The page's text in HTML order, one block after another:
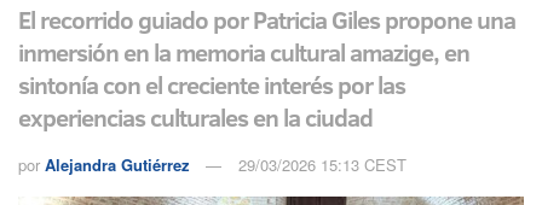
El recorrido guiado por Patricia Giles propone una
inmersión en la memoria cultural amazige, en
sintonía con el creciente interés por las
experiencias culturales en la ciudad
por Alejandra Gutiérrez 29/03/2026 15:13 CEST